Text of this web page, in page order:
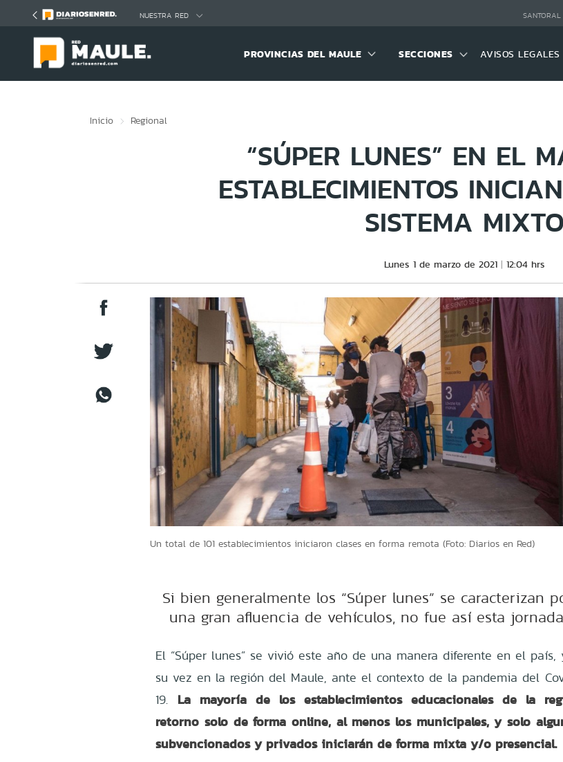
NUESTRA RED SANTORAL
PROVINCIAS DEL MAULE SECCIONES AVISOS LEGALES
Inicio Regional
“SÚPER LUNES” EN EL
ESTABLECIMIENTOS
SISTEMA MIXTO
Lunes 1 de marzo de 2021 12:04 hrs
Un total de 101 establecimientos iniciaron clases en forma remota (Foto: Diarios en Red)
Si bien generalmente los “Súper lunes” se caracterizan
una gran afluencia de vehículos, no fue así esta
El “Súper lunes” se vivió este año de una manera diferente en el país,
su vez en la región del Maule, ante el contexto de la pandemia del
19. La mayoría de los establecimientos educacionales de la
retorno solo de forma online, al menos los municipales, y solo
subvencionados y privados iniciarán de forma mixta y/o presencial.